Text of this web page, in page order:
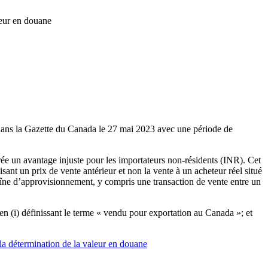
en douane
la Gazette du Canada le 27 mai 2023 avec une période de
un avantage injuste pour les importateurs non-résidents (INR). Cet
un prix de vente antérieur et non la vente à un acheteur réel situé
d’approvisionnement, y compris une transaction de vente entre un
(i) définissant le terme « vendu pour exportation au Canada »; et
détermination de la valeur en douane